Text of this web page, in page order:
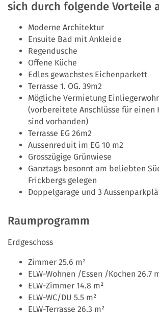
sich durch folgende Vorteile
Moderne Architektur
Ensuite Bad mit Ankleide
Regendusche
Offene Küche
Edles gewachstes Eichenparkett
Terrasse 1. OG. 39m2
Mögliche Vermietung
(vorbereitete Anschlüsse für einen
sind vorhanden)
Terrasse EG 26m2
Aussenreduit im EG 10 m2
Grosszügige Grünwiese
Ganztags besonnt am beliebten
Frickbergs gelegen
Doppelgarage und 3
Raumprogramm
Erdgeschoss
Zimmer 25.6 m²
ELW-Wohnen /Essen /Kochen 26.7
ELW-Zimmer 14.8 m²
ELW-WC/DU 5.5 m²
ELW-Terrasse 26.3 m²